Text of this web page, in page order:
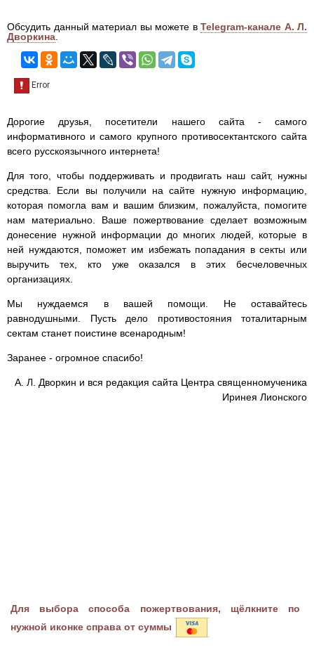
Обсудить данный материал вы можете в Telegram-канале А. Л.
Дворкина.
Дорогие друзья, посетители нашего сайта - самого
информативного и самого крупного противосектантского сайта
всего русскоязычного интернета!
Для того, чтобы поддерживать и продвигать наш сайт, нужны
средства. Если вы получили на сайте нужную информацию,
которая помогла вам и вашим близким, пожалуйста, помогите
нам материально. Ваше пожертвование сделает возможным
донесение нужной информации до многих людей, которые в
ней нуждаются, поможет им избежать попадания в секты или
выручить тех, кто уже оказался в этих бесчеловечных
организациях.
Мы нуждаемся в вашей помощи. Не оставайтесь
равнодушными. Пусть дело противостояния тоталитарным
сектам станет поистине всенародным!
Заранее - огромное спасибо!
А. Л. Дворкин и вся редакция сайта Центра священномученика
Иринея Лионского
Для выбора способа пожертвования, щёлкните по
нужной иконке справа от суммы